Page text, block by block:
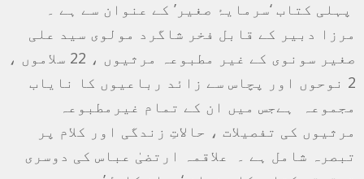
پہلی کتاب ‘سرمایۂ صغیر’ کے عنوان سے ہے ۔
مرزا دبیر کے قابل فخر شاگرد مولوی سید علی
صغیر سونوی کے غیر مطبوعہ مرثیوں ، 22 سلاموں ،
2 نوحوں اور پچاس سے زائد رباعیوں کا نایاب
مجموعہ ہےجس میں ان کے تمام غیرمطبوعہ
مرثیوں کی تفصیلات ، حالاتِ زندگی اور کلام پر
تبصرہ شامل ہے ۔ علاقمہ ارتضیٰ عباس کی دوسری